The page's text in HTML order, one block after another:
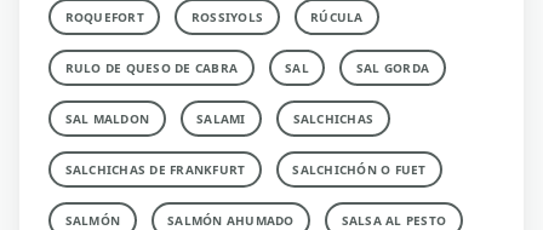
ROQUEFORT ROSSIYOLS RÚCULA
RULO DE QUESO DE CABRA SAL SAL GORDA
SAL MALDON SALAMI SALCHICHAS
SALCHICHAS DE FRANKFURT SALCHICHÓN O FUET
SALMÓN SALMÓN AHUMADO SALSA AL PESTO